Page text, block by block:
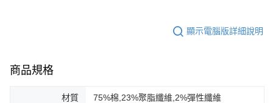
顯示電腦版詳細說明
商品規格
材質 75%棉,23%聚脂纖維,2%彈性纖維